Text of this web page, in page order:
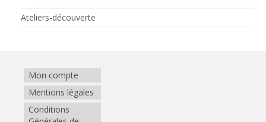
Ateliers-découverte
Mon compte
Mentions légales
Conditions